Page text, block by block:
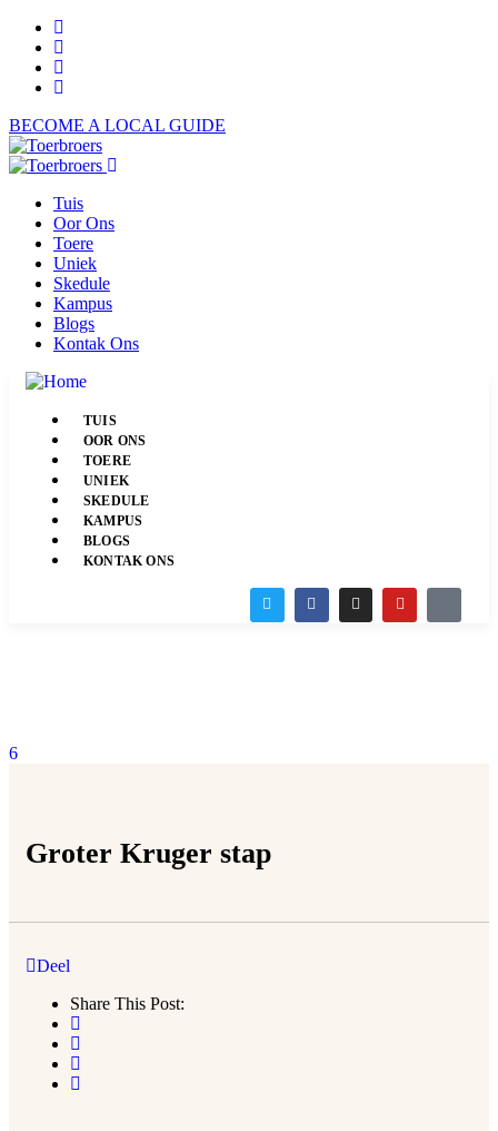
BECOME A LOCAL GUIDE
Tuis
Oor Ons
Toere
Uniek
Skedule
Kampus
Blogs
Kontak Ons
TUIS
OOR ONS
TOERE
UNIEK
SKEDULE
KAMPUS
BLOGS
KONTAK ONS
6
Groter Kruger stap
Deel
Share This Post: